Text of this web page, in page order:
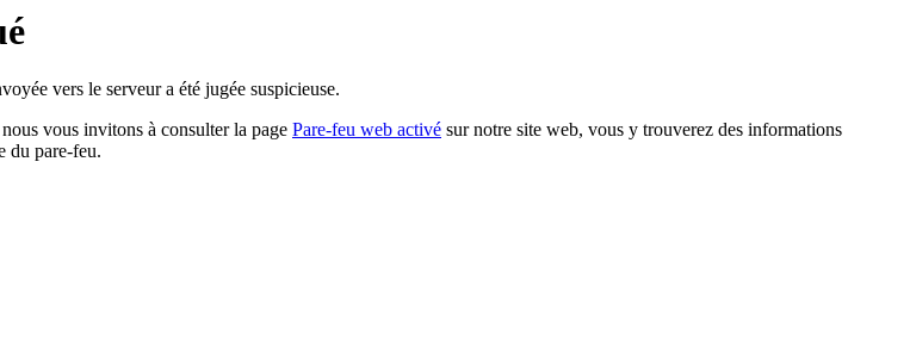
vers le serveur a été jugée suspicieuse.
vous invitons à consulter la page Pare-feu web activé sur notre site web, vous y trouverez des informations
du pare-feu.